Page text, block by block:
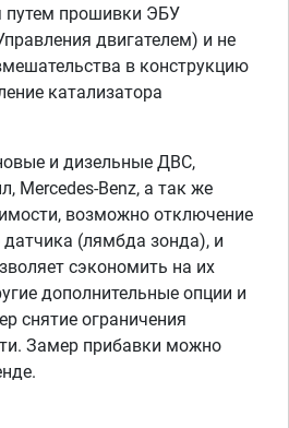
путем прошивки ЭБУ
двигателем) и не
в конструкцию
катализатора
и дизельные ДВС,
Mercedes-Benz, а так же
возможно отключение
датчика (лямбда зонда), и
сэкономить на их
дополнительные опции и
снятие ограничения
Замер прибавки можно